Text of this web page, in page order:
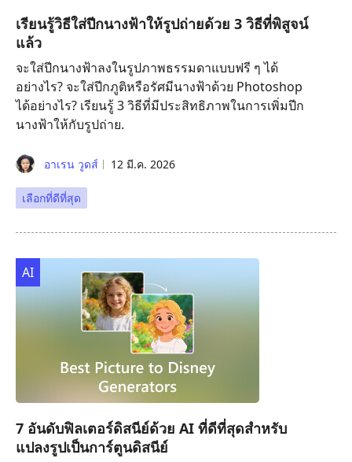
เรียนรู้วิธีใส่ปีกนางฟ้าให้รูปถ่ายด้วย 3 วิธีที่พิสูจน์
แล้ว
จะใส่ปีกนางฟ้าลงในรูปภาพธรรมดาแบบฟรี ๆ ได้
อย่างไร? จะใส่ปีกภูติหรือรัศมีนางฟ้าด้วย Photoshop
ได้อย่างไร? เรียนรู้ 3 วิธีที่มีประสิทธิภาพในการเพิ่มปีก
นางฟ้าให้กับรูปถ่าย.
อาเรน วูดส์ 12 มี.ค. 2026
เลือกที่ดีที่สุด
AI
7 อันดับฟิลเตอร์ดิสนีย์ด้วย AI ที่ดีที่สุดสำหรับ
แปลงรูปเป็นการ์ตูนดิสนีย์